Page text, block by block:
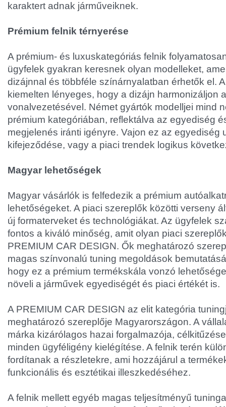
karaktert adnak járműveiknek.
Prémium felnik térnyerése
A prémium- és luxuskategóriás felnik
ügyfelek gyakran keresnek olyan modelleket,
dizájnnal és többféle színárnyalatban érhetők el.
kiemelten lényeges, hogy a dizájn harmonizáljon
vonalvezetésével. Német gyártók modelljei mind
prémium kategóriában, reflektálva az egyediség
megjelenés iránti igényre. Vajon ez az egyediség
kifejeződése, vagy a piaci trendek logikus
Magyar lehetőségek
Magyar vásárlók is felfedezik a prémium
lehetőségeket. A piaci szereplők közötti verseny
új formaterveket és technológiákat. Az ügyfelek
fontos a kiváló minőség, amit olyan piaci
PREMIUM CAR DESIGN. Ők meghatározó
magas színvonalú tuning megoldások
hogy ez a prémium termékskála vonzó
növeli a járművek egyediségét és piaci értékét is.
A PREMIUM CAR DESIGN az elit kategória
meghatározó szereplője Magyarországon. A
márka kizárólagos hazai forgalmazója,
minden ügyféligény kielégítése. A felnik terén
fordítanak a részletekre, ami hozzájárul a
funkcionális és esztétikai illeszkedéséhez.
A felnik mellett egyéb magas teljesítményű